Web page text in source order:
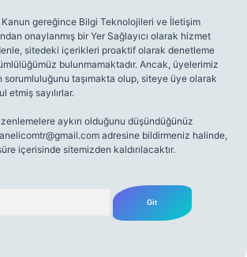
Kanun gereğince Bilgi Teknolojileri ve İletişim
onaylanmış bir Yer Sağlayıcı olarak hizmet
sitedeki içerikleri proaktif olarak denetleme
bulunmamaktadır. Ancak, üyelerimiz
sorumluluğunu taşımakta olup, siteye üye olarak
etmiş sayılırlar.
aykırı olduğunu düşündüğünüz
adresine bildirmeniz halinde,
içerisinde sitemizden kaldırılacaktır.